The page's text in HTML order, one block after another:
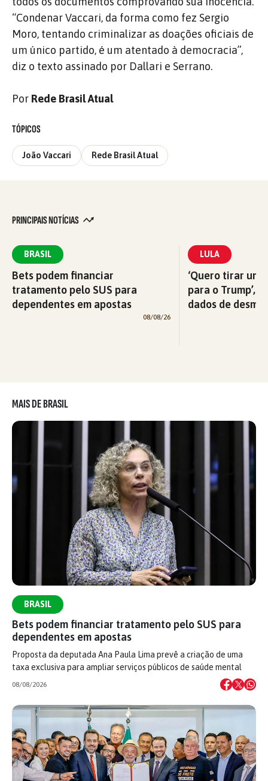
“Condenar Vaccari, da forma como fez Sergio
Moro, tentando criminalizar as doações oficiais de
um único partido, é um atentado à democracia”,
diz o texto assinado por Dallari e Serrano.
Por Rede Brasil Atual
TÓPICOS
João Vaccari Rede Brasil Atual
PRINCIPAIS NOTÍCIAS
BRASIL
Bets podem financiar
tratamento pelo SUS para
dependentes em apostas
08/08/26
LULA
‘Quero tirar
para o Trump’,
dados de
MAIS DE BRASIL
BRASIL
Bets podem financiar tratamento pelo SUS para
dependentes em apostas
Proposta da deputada Ana Paula Lima prevê a criação de uma
taxa exclusiva para ampliar serviços públicos de saúde mental
08/08/2026